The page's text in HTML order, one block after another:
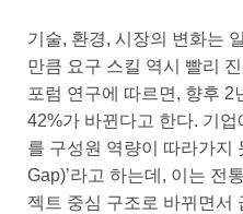
기술, 환경, 시장의 변화는
만큼 요구 스킬 역시 빨리
포럼 연구에 따르면, 향후
42%가 바뀐다고 한다. 기
를 구성원 역량이 따라가지
Gap)’라고 하는데, 이는 전
젝트 중심 구조로 바뀌면서